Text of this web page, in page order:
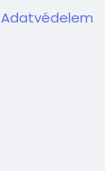
Adatvédelem